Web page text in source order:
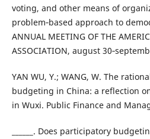
voting, and other means of
problem‐based approach to
ANNUAL MEETING OF THE
ASSOCIATION, august
YAN WU, Y.; WANG, W. The
budgeting in China: a reflection
in Wuxi. Public Finance and
______. Does participatory